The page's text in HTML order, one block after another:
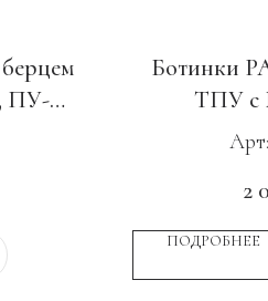
ПУ-
Ботинки
ТПУ
2
ПОДРОБНЕЕ